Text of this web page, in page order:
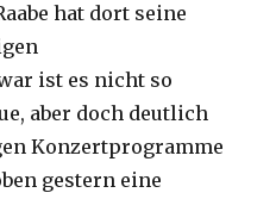
hat dort seine
ist es nicht so
aber doch deutlich
Konzertprogramme
gestern eine